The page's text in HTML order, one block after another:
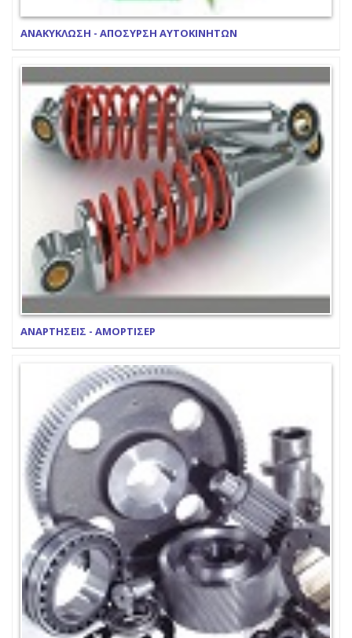
ΑΝΑΚΥΚΛΩΣΗ - ΑΠΟΣΥΡΣΗ ΑΥΤΟΚΙΝΗΤΩΝ
ΑΝΑΡΤΗΣΕΙΣ - ΑΜΟΡΤΙΣΕΡ